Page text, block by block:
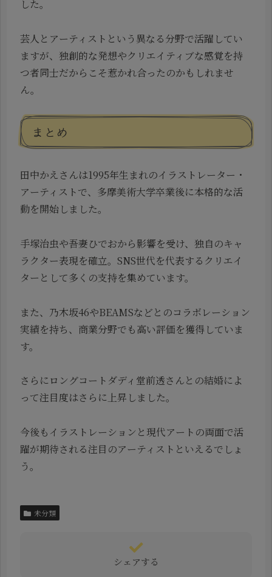
した。
芸人とアーティストという異なる分野で活躍してい
ますが、独創的な発想やクリエイティブな感覚を持
つ者同士だからこそ惹かれ合ったのかもしれませ
ん。
まとめ
田中かえさんは1995年生まれのイラストレーター・
アーティストで、多摩美術大学卒業後に本格的な活
動を開始しました。
手塚治虫や吾妻ひでおから影響を受け、独自のキャ
ラクター表現を確立。SNS世代を代表するクリエイ
ターとして多くの支持を集めています。
また、乃木坂46やBEAMSなどとのコラボレーション
実績を持ち、商業分野でも高い評価を獲得していま
す。
さらにロングコートダディ堂前透さんとの結婚によ
って注目度はさらに上昇しました。
今後もイラストレーションと現代アートの両面で活
躍が期待される注目のアーティストといえるでしょ
う。
未分類
シェアする